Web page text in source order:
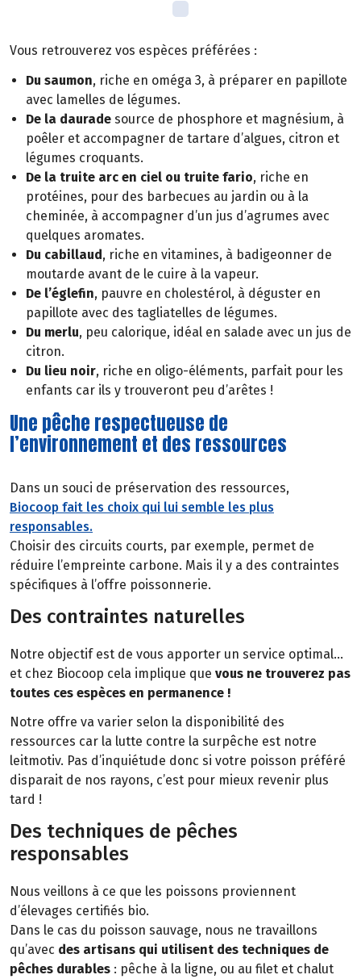
Vous retrouverez vos espèces préférées :
Du saumon, riche en oméga 3, à préparer en papillote
avec lamelles de légumes.
De la daurade source de phosphore et magnésium, à
poêler et accompagner de tartare d’algues, citron et
légumes croquants.
De la truite arc en ciel ou truite fario, riche en
protéines, pour des barbecues au jardin ou à la
cheminée, à accompagner d’un jus d’agrumes avec
quelques aromates.
Du cabillaud, riche en vitamines, à badigeonner de
moutarde avant de le cuire à la vapeur.
De l’églefin, pauvre en cholestérol, à déguster en
papillote avec des tagliatelles de légumes.
Du merlu, peu calorique, idéal en salade avec un jus de
citron.
Du lieu noir, riche en oligo-éléments, parfait pour les
enfants car ils y trouveront peu d’arêtes !
Une pêche respectueuse de
l’environnement et des ressources
Dans un souci de préservation des ressources,
Biocoop fait les choix qui lui semble les plus
responsables.
Choisir des circuits courts, par exemple, permet de
réduire l’empreinte carbone. Mais il y a des contraintes
spécifiques à l’offre poissonnerie.
Des contraintes naturelles
Notre objectif est de vous apporter un service optimal…
et chez Biocoop cela implique que vous ne trouverez pas
toutes ces espèces en permanence !
Notre offre va varier selon la disponibilité des
ressources car la lutte contre la surpêche est notre
leitmotiv. Pas d’inquiétude donc si votre poisson préféré
disparait de nos rayons, c’est pour mieux revenir plus
tard !
Des techniques de pêches
responsables
Nous veillons à ce que les poissons proviennent
d’élevages certifiés bio.
Dans le cas du poisson sauvage, nous ne travaillons
qu’avec des artisans qui utilisent des techniques de
pêches durables : pêche à la ligne, ou au filet et chalut